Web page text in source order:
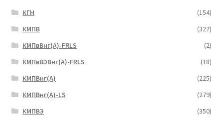
КГН
(154)
КМПВ
(327)
КМПвВнг(А)-FRLS
(2)
КМПвВЭВнг(А)-FRLS
(18)
КМПВнг(А)
(225)
КМПВнг(А)-LS
(279)
КМПВЭ
(350)